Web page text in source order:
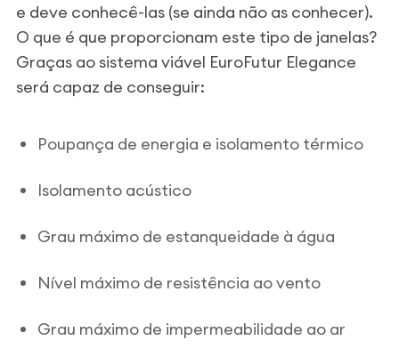
e deve conhecê-las (se ainda não as conhecer).
O que é que proporcionam este tipo de janelas?
Graças ao sistema viável EuroFutur Elegance
será capaz de conseguir:
Poupança de energia e isolamento térmico
Isolamento acústico
Grau máximo de estanqueidade à água
Nível máximo de resistência ao vento
Grau máximo de impermeabilidade ao ar